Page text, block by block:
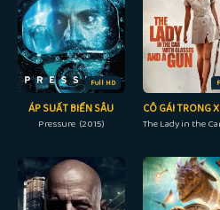
Full HD
ÁP SUẤT BIỂN SÂU
Pressure (2015)